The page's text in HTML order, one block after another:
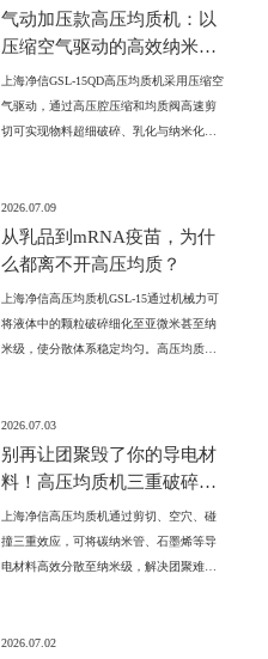
单细胞实验提供了更加稳定的样本制备方
案。
气动加压款高压均质机：以
压缩空气驱动的高效纳米化
解决方案
上海净信GSL-15QD高压均质机采用压缩空
气驱动，通过高压腔压缩和均质阀高速剪
切可实现物料超细破碎、乳化与纳米化处
及精细化工等领域，为实验室样品分散与
均质提供高效解决方案。
2026.07.09
从乳品到mRNA疫苗，为什
么都离不开高压均质？
上海净信高压均质机GSL-15通过机械力可
将液体中的颗粒破碎细化至亚微米甚至纳
米级，使分散体系稳定均匀。高压均质技
验室与中试场景。
2026.07.03
别再让团聚毁了你的导电材
料！高压均质机三重破碎，
分散到位
上海净信高压均质机通过剪切、空穴、碰
撞三重效应，可将碳纳米管、石墨烯等导
电材料高效分散至纳米级，解决团聚难
直驱，广泛适用于新能源电池、5G导电
2026.07.02